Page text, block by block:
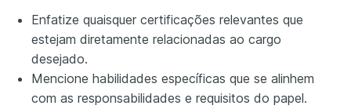
Enfatize quaisquer certificações relevantes que
estejam diretamente relacionadas ao cargo
desejado.
Mencione habilidades específicas que se alinhem
com as responsabilidades e requisitos do papel.